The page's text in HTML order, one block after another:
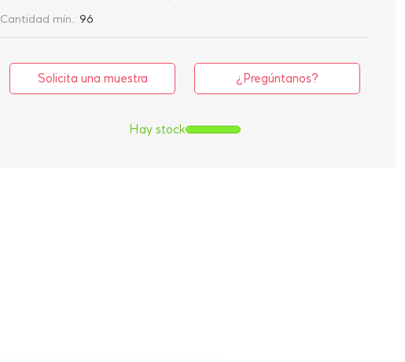
Cantidad mín.: 96
Solicita una muestra ¿Pregúntanos?
Hay stock